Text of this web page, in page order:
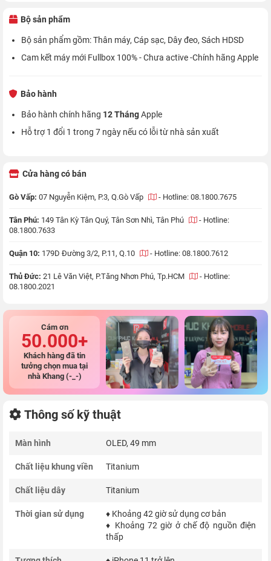
Bộ sản phẩm
Bộ sản phẩm gồm: Thân máy, Cáp sạc, Dây đeo, Sách HDSD
Cam kết máy mới Fullbox 100% - Chưa active -Chính hãng Apple
Bảo hành
Bảo hành chính hãng 12 ThángApple
Hỗ trợ 1 đổi 1 trong 7 ngày nếu có lỗi từ nhà sản xuất
Cửa hàng có bán
Gò Vấp: 07 Nguyễn Kiệm, P.3, Q.Gò Vấp - Hotline: 08.1800.7675
Tân Phú: 149 Tân Kỳ Tân Quý, Tân Sơn Nhì, Tân Phú - Hotline:
08.1800.7633
Quận 10: 179D Đường 3/2, P.11, Q.10 - Hotline: 08.1800.7612
Thủ Đức: 21 Lê Văn Việt, P.Tăng Nhơn Phú, Tp.HCM - Hotline:
08.1800.2021
Cám ơn
50.000+
Khách hàng đã tin
tưởng chọn mua tại
nhà Khang (-_-)
Thông số kỹ thuật
Màn hình OLED, 49 mm
Chất liệu khung viền Titanium
Chất liệu dây Titanium
Thời gian sử dụng
♦ Khoảng 42 giờ sử dụng cơ bản
♦ Khoảng 72 giờ ở chế độ nguồn điện
thấp